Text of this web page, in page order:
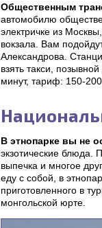
Общественным
автомобилю
электричке из
вокзала. Вам
Александрова.
взять такси,
минут, тариф: 150-
В этнопарке вы не
экзотические блюда.
выпечка и многое
еду с собой, в
приготовленного в
монгольской юрте.